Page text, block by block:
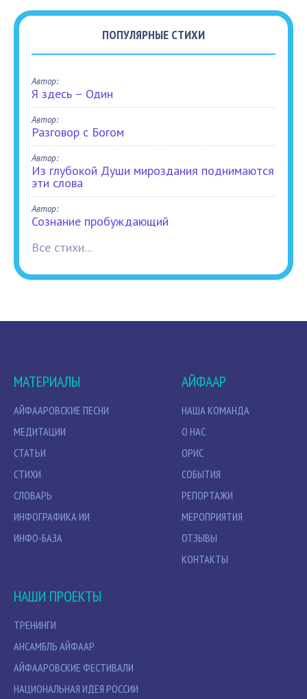
ПОПУЛЯРНЫЕ СТИХИ
Автор:
Я здесь – Один
Автор:
Разговор с Богом
Автор:
Из глубокой Души мироздания поднимаются
эти слова
Автор:
Сознание пробуждающий
Все стихи...
МАТЕРИАЛЫ
АЙФААРОВСКИЕ ПЕСНИ
МЕДИТАЦИИ
СТАТЬИ
СТИХИ
СЛОВАРЬ
ИНФОГРАФИКА ИИ
ИНФО-БАЗА
АЙФААР
НАША КОМАНДА
О НАС
ОРИС
СОБЫТИЯ
РЕПОРТАЖИ
МЕРОПРИЯТИЯ
ОТЗЫВЫ
КОНТАКТЫ
НАШИ ПРОЕКТЫ
ТРЕНИНГИ
АНСАМБЛЬ АЙФААР
АЙФААРОВСКИЕ ФЕСТИВАЛИ
НАЦИОНАЛЬНАЯ ИДЕЯ РОССИИ